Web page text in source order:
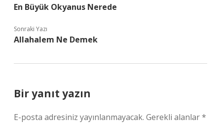
En Büyük Okyanus Nerede
Sonraki Yazı
Allahalem Ne Demek
Bir yanıt yazın
E-posta adresiniz yayınlanmayacak. Gerekli alanlar*